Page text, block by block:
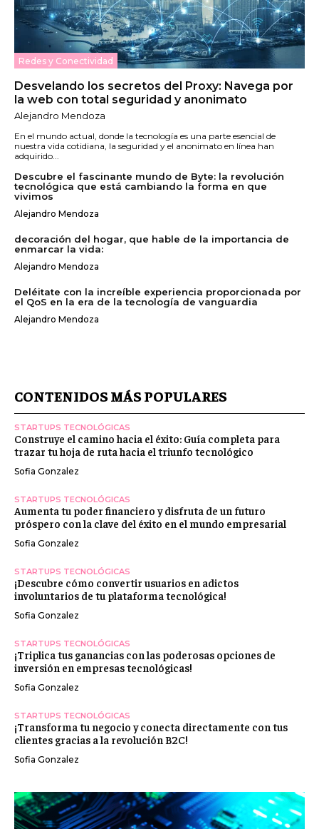
Redes y Conectividad
Desvelando los secretos del Proxy: Navega por
la web con total seguridad y anonimato
Alejandro Mendoza
En el mundo actual, donde la tecnología es una parte esencial de
nuestra vida cotidiana, la seguridad y el anonimato en línea han
adquirido...
Descubre el fascinante mundo de Byte: la revolución
tecnológica que está cambiando la forma en que
vivimos
Alejandro Mendoza
decoración del hogar, que hable de la importancia de
enmarcar la vida:
Alejandro Mendoza
Deléitate con la increíble experiencia proporcionada por
el QoS en la era de la tecnología de vanguardia
Alejandro Mendoza
CONTENIDOS MÁS POPULARES
STARTUPS TECNOLÓGICAS
Construye el camino hacia el éxito: Guía completa para
trazar tu hoja de ruta hacia el triunfo tecnológico
Sofia Gonzalez
STARTUPS TECNOLÓGICAS
Aumenta tu poder financiero y disfruta de un futuro
próspero con la clave del éxito en el mundo empresarial
Sofia Gonzalez
STARTUPS TECNOLÓGICAS
¡Descubre cómo convertir usuarios en adictos
involuntarios de tu plataforma tecnológica!
Sofia Gonzalez
STARTUPS TECNOLÓGICAS
¡Triplica tus ganancias con las poderosas opciones de
inversión en empresas tecnológicas!
Sofia Gonzalez
STARTUPS TECNOLÓGICAS
¡Transforma tu negocio y conecta directamente con tus
clientes gracias a la revolución B2C!
Sofia Gonzalez